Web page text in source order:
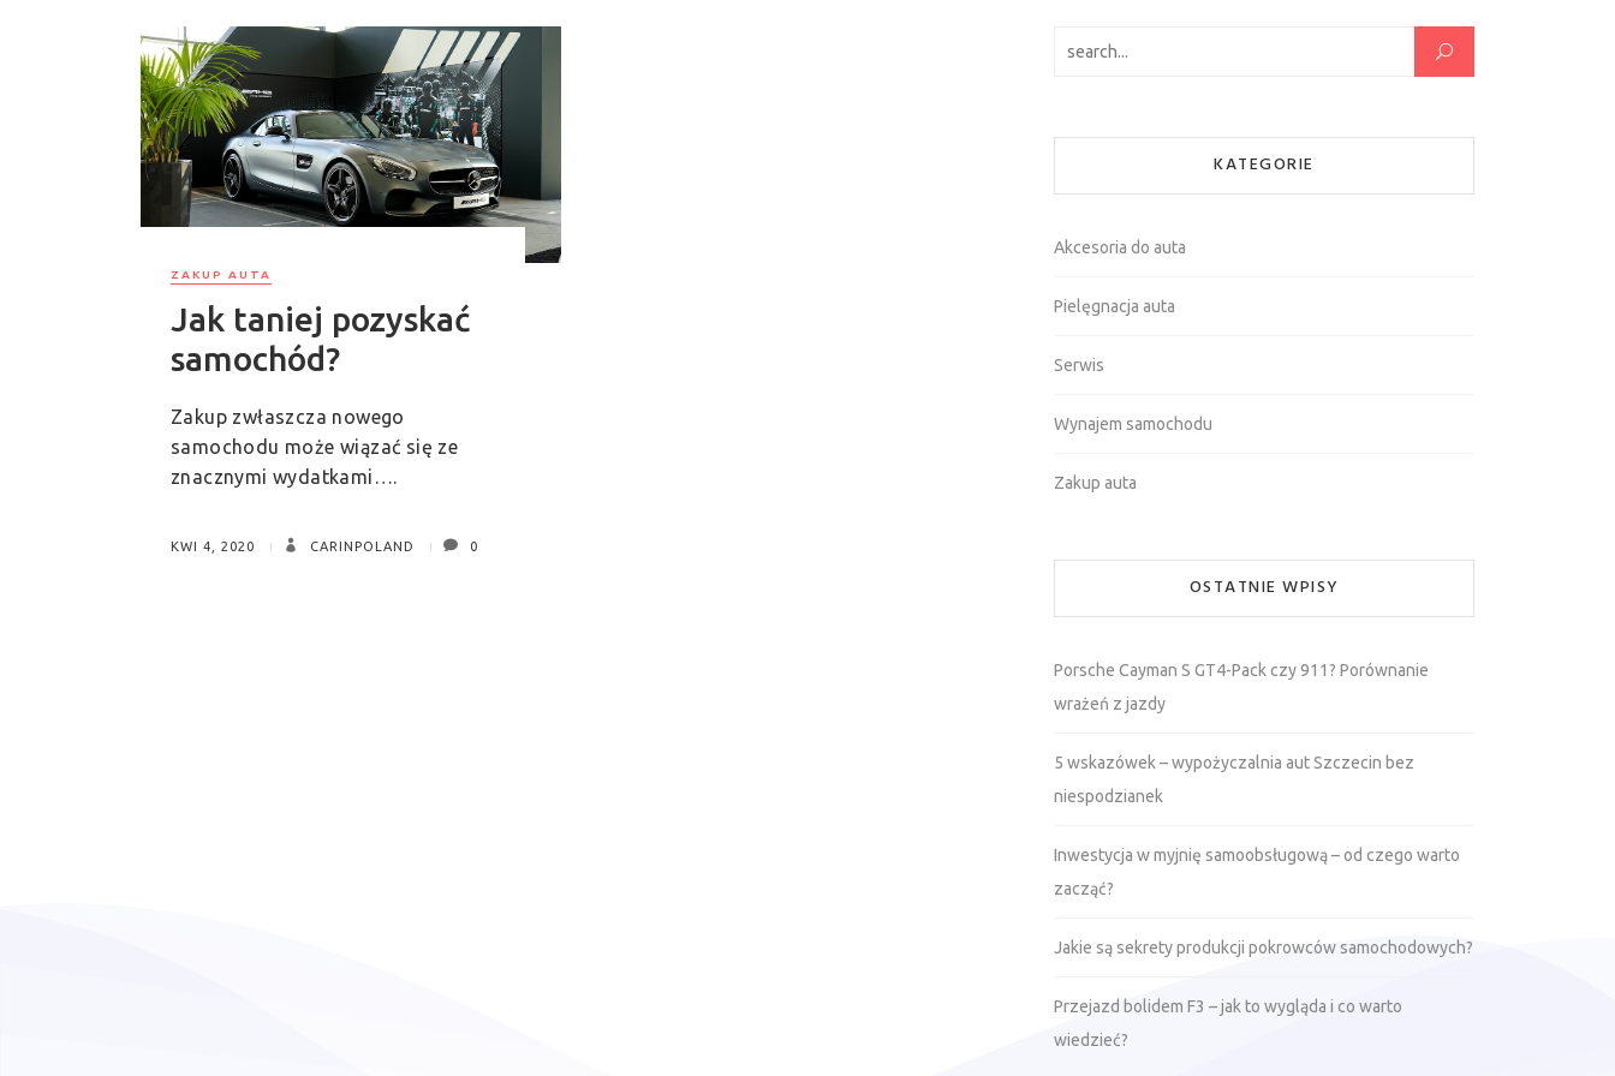
ZAKUP AUTA
Jak taniej pozyskać
samochód?
Zakup zwłaszcza nowego
samochodu może wiązać się ze
znacznymi wydatkami….
KWI 4, 2020 CARINPOLAND 0
KATEGORIE
Akcesoria do auta
Pielęgnacja auta
Serwis
Wynajem samochodu
Zakup auta
OSTATNIE WPISY
Porsche Cayman S GT4-Pack czy 911? Porównanie
wrażeń z jazdy
5 wskazówek – wypożyczalnia aut Szczecin bez
niespodzianek
Inwestycja w myjnię samoobsługową – od czego warto
zacząć?
Jakie są sekrety produkcji pokrowców samochodowych?
Przejazd bolidem F3 – jak to wygląda i co warto
wiedzieć?